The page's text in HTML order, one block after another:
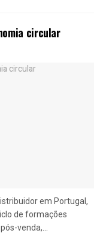
circular
em Portugal,
de formações
venda,...